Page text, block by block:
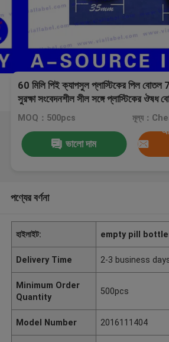
60 মিলি পিই ক্যাপসুল প্লাস্টিকের পিল
সুরক্ষা সংবেদনশীল সীল সঙ্গে প্লাস্টিকের ঔষধ
MOQ：500pcs
ভালো দাম
পণ্যের বর্ণনা
হাইলাইট: empty pill
Delivery Time 2-3 business
Minimum Order
Quantity
500pcs
Model Number 2016111404